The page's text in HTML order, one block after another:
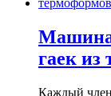
Машина
гаек из
Каждый